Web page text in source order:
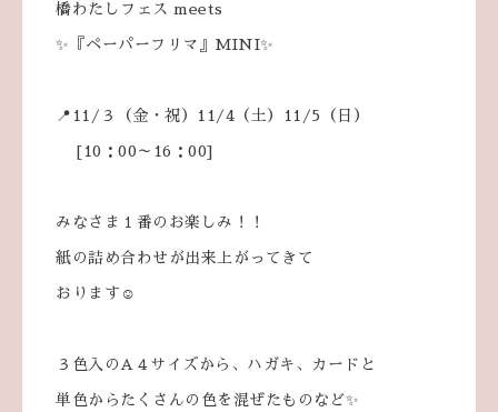
橋わたしフェス meets
✨『ペーパーフリマ』MINI✨
📍11/３（金・祝）11/4（土）11/5（日）
[10：00～16：00]
みなさま１番のお楽しみ！！
紙の詰め合わせが出来上がってきて
おります☺
３色入のA４サイズから、ハガキ、カードと
単色からたくさんの色を混ぜたものなど✨